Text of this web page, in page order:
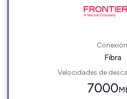
Fibra
Velocidades de
7000